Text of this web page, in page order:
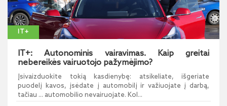
IT+
IT+: Autonominis vairavimas. Kaip greitai
nebereikės vairuotojo pažymėjimo?
Įsivaizduokite tokią kasdienybę: atsikeliate, išgeriate
puodelį kavos, įsėdate į automobilį ir važiuojate į darbą,
tačiau ... automobilio nevairuojate. Kol...